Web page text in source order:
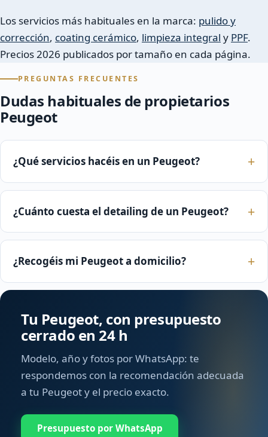
Los servicios más habituales en la marca: pulido y
corrección, coating cerámico, limpieza integral y PPF.
Precios 2026 publicados por tamaño en cada página.
PREGUNTAS FRECUENTES
Dudas habituales de propietarios
Peugeot
¿Qué servicios hacéis en un Peugeot?
¿Cuánto cuesta el detailing de un Peugeot?
¿Recogéis mi Peugeot a domicilio?
Tu Peugeot, con presupuesto
cerrado en 24 h
Modelo, año y fotos por WhatsApp: te
respondemos con la recomendación adecuada
a tu Peugeot y el precio exacto.
Presupuesto por WhatsApp